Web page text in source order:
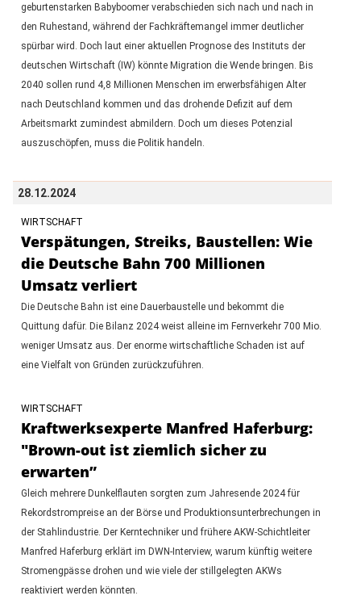
geburtenstarken Babyboomer verabschieden sich nach und nach in
den Ruhestand, während der Fachkräftemangel immer deutlicher
spürbar wird. Doch laut einer aktuellen Prognose des Instituts der
deutschen Wirtschaft (IW) könnte Migration die Wende bringen. Bis
2040 sollen rund 4,8 Millionen Menschen im erwerbsfähigen Alter
nach Deutschland kommen und das drohende Defizit auf dem
Arbeitsmarkt zumindest abmildern. Doch um dieses Potenzial
auszuschöpfen, muss die Politik handeln.
28.12.2024
WIRTSCHAFT
Verspätungen, Streiks, Baustellen: Wie
die Deutsche Bahn 700 Millionen
Umsatz verliert
Die Deutsche Bahn ist eine Dauerbaustelle und bekommt die
Quittung dafür. Die Bilanz 2024 weist alleine im Fernverkehr 700 Mio.
weniger Umsatz aus. Der enorme wirtschaftliche Schaden ist auf
eine Vielfalt von Gründen zurückzuführen.
WIRTSCHAFT
Kraftwerksexperte Manfred Haferburg:
"Brown-out ist ziemlich sicher zu
erwarten”
Gleich mehrere Dunkelflauten sorgten zum Jahresende 2024 für
Rekordstrompreise an der Börse und Produktionsunterbrechungen in
der Stahlindustrie. Der Kerntechniker und frühere AKW-Schichtleiter
Manfred Haferburg erklärt im DWN-Interview, warum künftig weitere
Stromengpässe drohen und wie viele der stillgelegten AKWs
reaktiviert werden könnten.